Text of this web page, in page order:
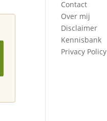
Contact
Over mij
Disclaimer
Kennisbank
Privacy Policy